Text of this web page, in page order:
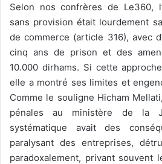
Selon nos confrères de Le360,
sans provision était lourdement
de commerce (article 316), avec
cinq ans de prison et des
10.000 dirhams. Si cette
elle a montré ses limites et
Comme le souligne Hicham
pénales au ministère de la
systématique avait des
paralysant des entreprises,
paradoxalement, privant souvent